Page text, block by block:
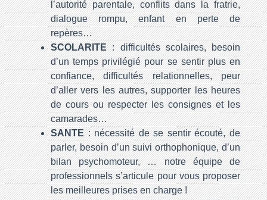
l’autorité parentale, conflits dans la fratrie,
dialogue rompu, enfant en perte de
repères…
SCOLARITE: difficultés scolaires, besoin
d’un temps privilégié pour se sentir plus en
confiance, difficultés relationnelles, peur
d’aller vers les autres, supporter les heures
de cours ou respecter les consignes et les
camarades…
SANTE: nécessité de se sentir écouté, de
parler, besoin d’un suivi orthophonique, d’un
bilan psychomoteur, … notre équipe de
professionnels s’articule pour vous proposer
les meilleures prises en charge !